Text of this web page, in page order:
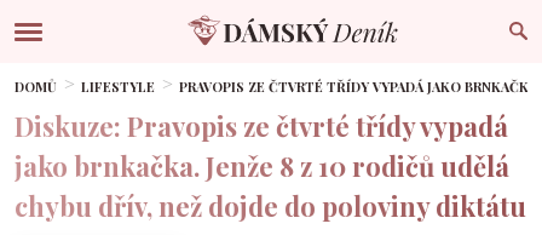
DOMŮ LIFESTYLE PRAVOPIS ZE ČTVRTÉ TŘÍDY VYPADÁ JAKO
Diskuze: Pravopis ze čtvrté třídy vypadá
jako brnkačka. Jenže 8 z 10 rodičů udělá
chybu dřív, než dojde do poloviny diktátu